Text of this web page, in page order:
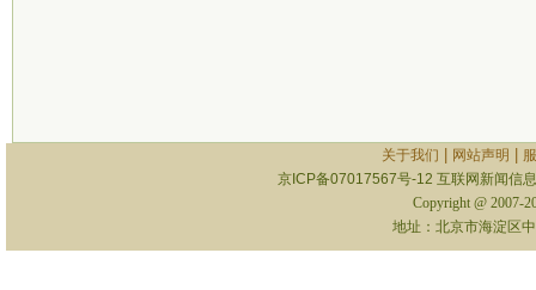
关于我们 网站声明
京ICP备07017567号-12 互联网新闻信
Copyright @ 2007-
地址：北京市海淀区